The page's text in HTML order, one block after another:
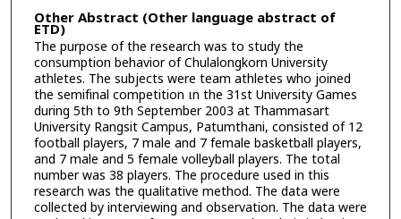
Other Abstract (Other language abstract of
ETD)
The purpose of the research was to study the
consumption behavior of Chulalongkorn University
athletes. The subjects were team athletes who joined
the semifinal competition เท the 31st University Games
during 5th to 9th September 2003 at Thammasart
University Rangsit Campus, Patumthani, consisted of 12
football players, 7 male and 7 female basketball players,
and 7 male and 5 female volleyball players. The total
number was 38 players. The procedure used in this
research was the qualitative method. The data were
collected by interviewing and observation. The data were